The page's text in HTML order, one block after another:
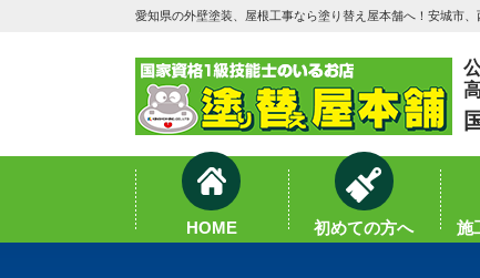
愛知県の外壁塗装、屋根工事なら塗り替え屋本舗へ！安城市、
HOME 初めての方へ 施